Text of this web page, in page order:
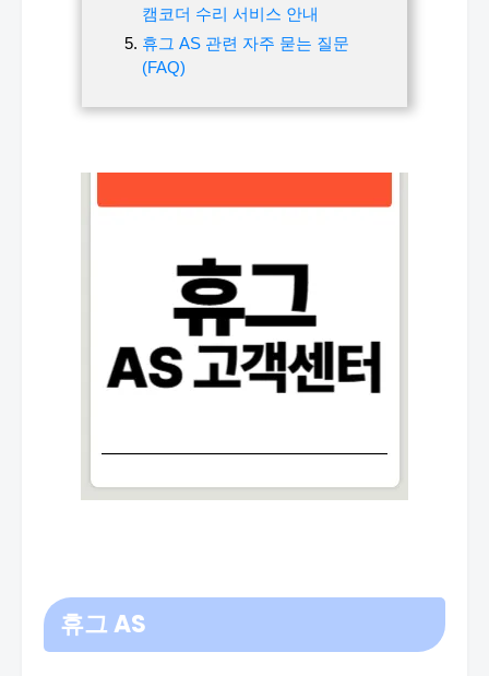
캠코더 수리 서비스 안내
휴그 AS 관련 자주 묻는 질문
(FAQ)
휴그 AS